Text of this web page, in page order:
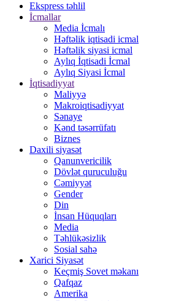
Ekspress təhlil
İcmallar
Media İcmalı
Həftəlik iqtisadi icmal
Həftəlik siyasi icmal
Aylıq İqtisadi İcmal
Aylıq Siyasi İcmal
İqtisadiyyat
Maliyyə
Makroiqtisadiyyat
Sənaye
Kənd təsərrüfatı
Biznes
Daxili siyasət
Qanunvericilik
Dövlət quruculuğu
Cəmiyyət
Gender
Din
İnsan Hüquqları
Media
Təhlükəsizlik
Sosial sahə
Xarici Siyasət
Keçmiş Sovet məkanı
Qafqaz
Amerika